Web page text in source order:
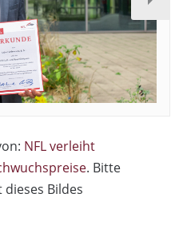
NFL verleiht
. Bitte
Bildes